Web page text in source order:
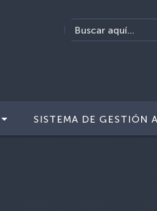
SISTEMA DE GESTIÓN